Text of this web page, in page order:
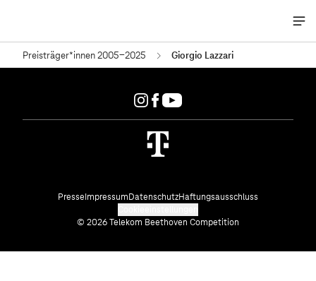
Preisträger*innen 2005-2025 Giorgio Lazzari
© 2026 Telekom Beethoven Competition
PresseImpressumDatenschutzHaftungsausschluss